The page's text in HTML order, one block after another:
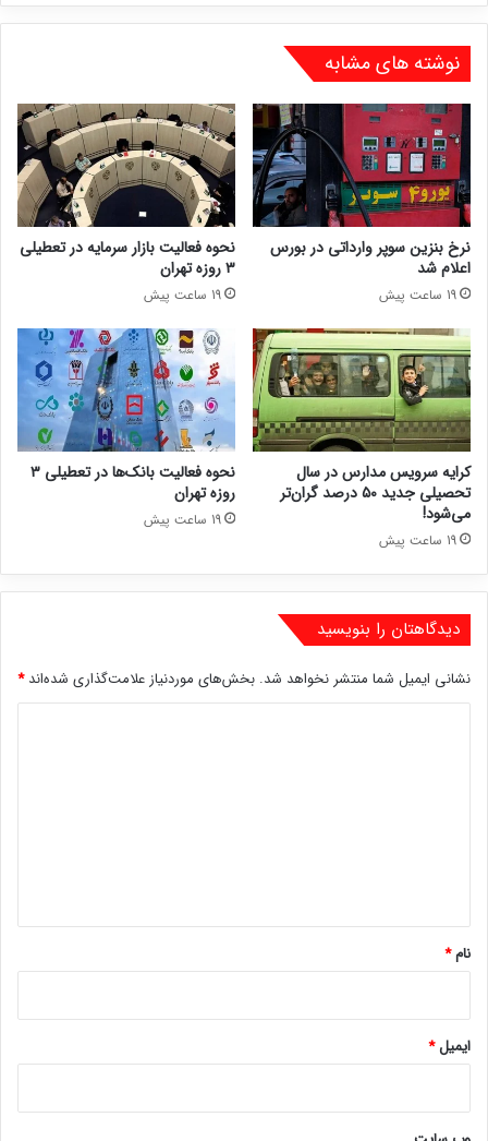
نوشته های مشابه
نرخ بنزین سوپر وارداتی در بورس
اعلام شد
19 ساعت پیش
نحوه فعالیت بازار سرمایه در تعطیلی
۳ روزه تهران
19 ساعت پیش
کرایه سرویس مدارس در سال
تحصیلی جدید ۵۰ درصد گران‌تر
می‌شود!
19 ساعت پیش
نحوه فعالیت بانک‌ها در تعطیلی ۳
روزه تهران
19 ساعت پیش
دیدگاهتان را بنویسید
نشانی ایمیل شما منتشر نخواهد شد. بخش‌های موردنیاز علامت‌گذاری شده‌اند*
نام*
ایمیل*